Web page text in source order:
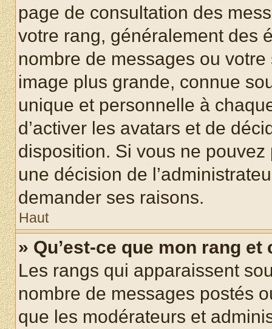
page de consultation des
votre rang, généralement des
nombre de messages ou
image plus grande, connue
unique et personnelle à
d’activer les avatars et de
disposition. Si vous ne pouvez
une décision de
demander ses raisons.
Haut
» Qu’est-ce que mon rang
Les rangs qui apparaissent
nombre de messages postés
que les modérateurs et